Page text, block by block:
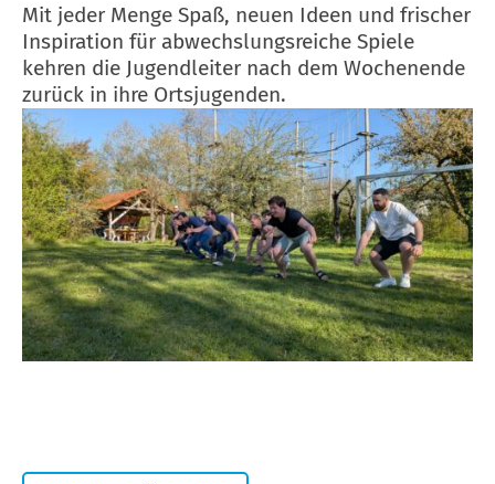
Mit jeder Menge Spaß, neuen Ideen und frischer
Inspiration für abwechslungsreiche Spiele
kehren die Jugendleiter nach dem Wochenende
zurück in ihre Ortsjugenden.